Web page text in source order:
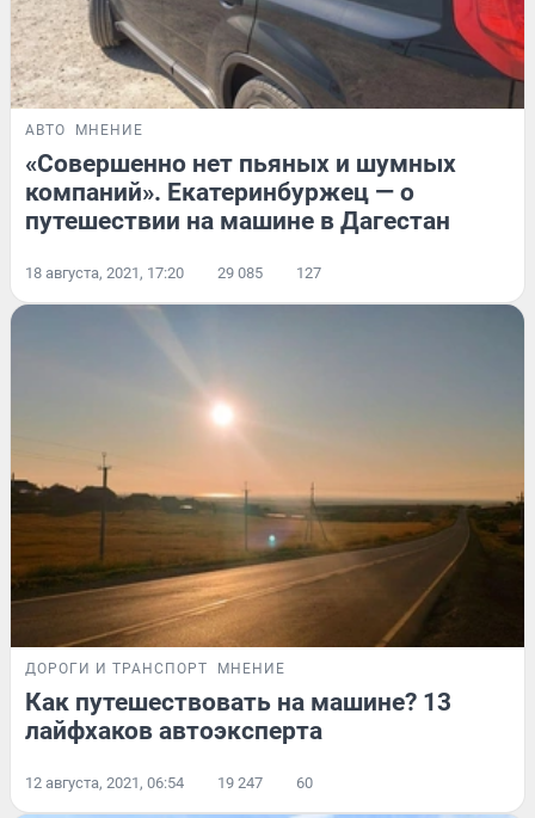
АВТО МНЕНИЕ
«Совершенно нет пьяных и шумных
компаний». Екатеринбуржец — о
путешествии на машине в Дагестан
18 августа, 2021, 17:20 29 085 127
ДОРОГИ И ТРАНСПОРТ МНЕНИЕ
Как путешествовать на машине? 13
лайфхаков автоэксперта
12 августа, 2021, 06:54 19 247 60